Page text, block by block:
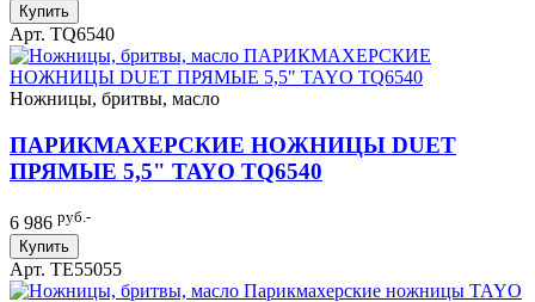
Купить
Арт. TQ6540
Ножницы, бритвы, масло
ПАРИКМАХЕРСКИЕ НОЖНИЦЫ DUET
ПРЯМЫЕ 5,5" TAYO TQ6540
6 986 руб.-
Купить
Арт. TE55055